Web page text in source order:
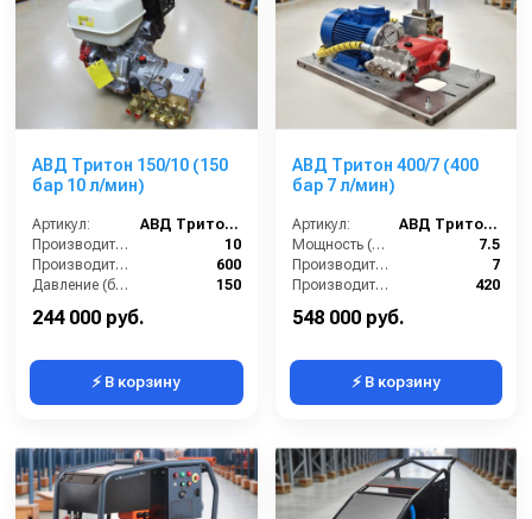
АВД Тритон 150/10 (150
бар 10 л/мин)
Артикул:
АВД Тритон 150/10
Производительность (л/мин):
10
Производительность (л/ч):
600
Давление (бар):
150
244 000 руб.
⚡ В корзину
АВД Тритон 400/7 (400
бар 7 л/мин)
Артикул:
АВД Тритон 400/7
Мощность (л/с):
7.5
Производительность (л/мин):
7
Производительность (л/ч):
420
548 000 руб.
⚡ В корзину